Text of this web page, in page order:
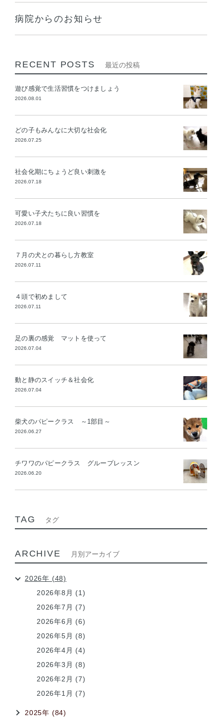
病院からのお知らせ
RECENT POSTS 最近の投稿
遊び感覚で生活習慣をつけましょう
2026.08.01
どの子もみんなに大切な社会化
2026.07.25
社会化期にちょうど良い刺激を
2026.07.18
可愛い子犬たちに良い習慣を
2026.07.18
７月の犬との暮らし方教室
2026.07.11
４頭で初めまして
2026.07.11
足の裏の感覚 マットを使って
2026.07.04
動と静のスイッチ＆社会化
2026.07.04
柴犬のパピークラス ～1部目～
2026.06.27
チワワのパピークラス グループレッスン
2026.06.20
TAG タグ
ARCHIVE 月別アーカイブ
2026年 (48)
2026年8月 (1)
2026年7月 (7)
2026年6月 (6)
2026年5月 (8)
2026年4月 (4)
2026年3月 (8)
2026年2月 (7)
2026年1月 (7)
2025年 (84)